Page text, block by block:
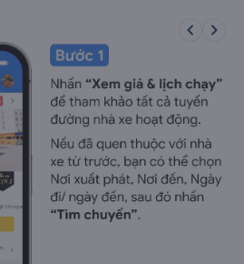
keyboard_arrow_left keyboard_arrow_right